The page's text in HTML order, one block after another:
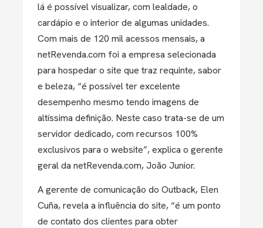
lá é possível visualizar, com lealdade, o
cardápio e o interior de algumas unidades.
Com mais de 120 mil acessos mensais, a
netRevenda.com foi a empresa selecionada
para hospedar o site que traz requinte, sabor
e beleza, “é possível ter excelente
desempenho mesmo tendo imagens de
altíssima definição. Neste caso trata-se de um
servidor dedicado, com recursos 100%
exclusivos para o website”, explica o gerente
geral da netRevenda.com, João Junior.
A gerente de comunicação do Outback, Elen
Cuña, revela a influência do site, “é um ponto
de contato dos clientes para obter